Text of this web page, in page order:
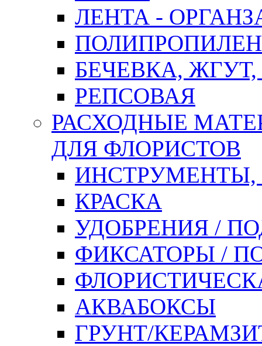
ЛЕНТА -
БЕЧЕВКА,
РЕПСОВАЯ
РАСХОДНЫЕ
ДЛЯ ФЛОРИСТОВ
ИНСТРУМЕНТЫ,
КРАСКА
УДОБРЕНИЯ /
ФИКСАТОРЫ /
АКВАБОКСЫ
ГРУНТ/